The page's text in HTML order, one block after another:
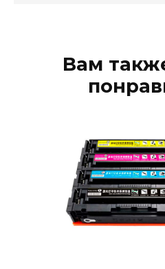
Вам